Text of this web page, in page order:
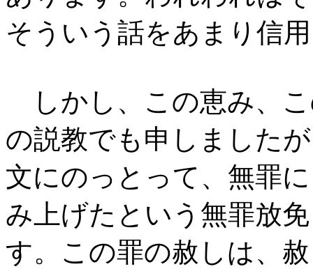
そういう話をあまり信
しかし、この恵み、
の説教でも申しました
文にのっとって、無罪
み上げたという無罪放
す。この罪の赦しは、